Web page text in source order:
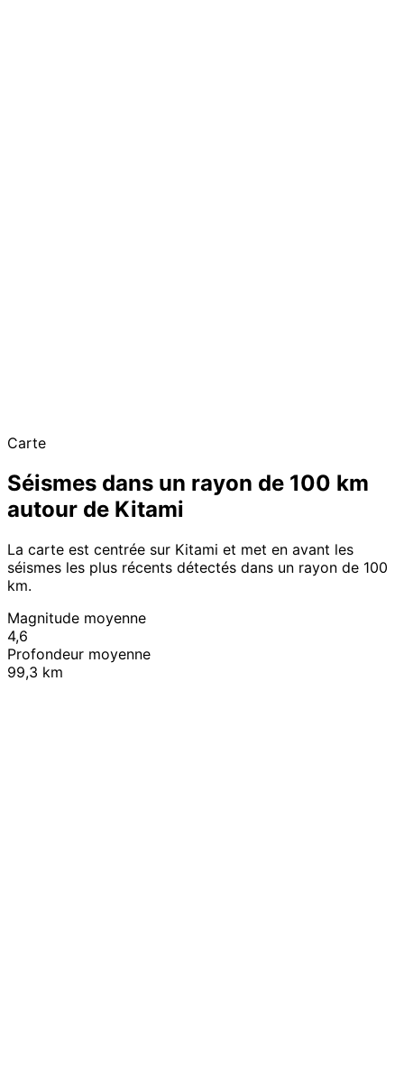
Carte
Séismes dans un rayon de 100 km
autour de Kitami
La carte est centrée sur Kitami et met en avant les
séismes les plus récents détectés dans un rayon de 100
km.
Magnitude moyenne
4,6
Profondeur moyenne
99,3 km